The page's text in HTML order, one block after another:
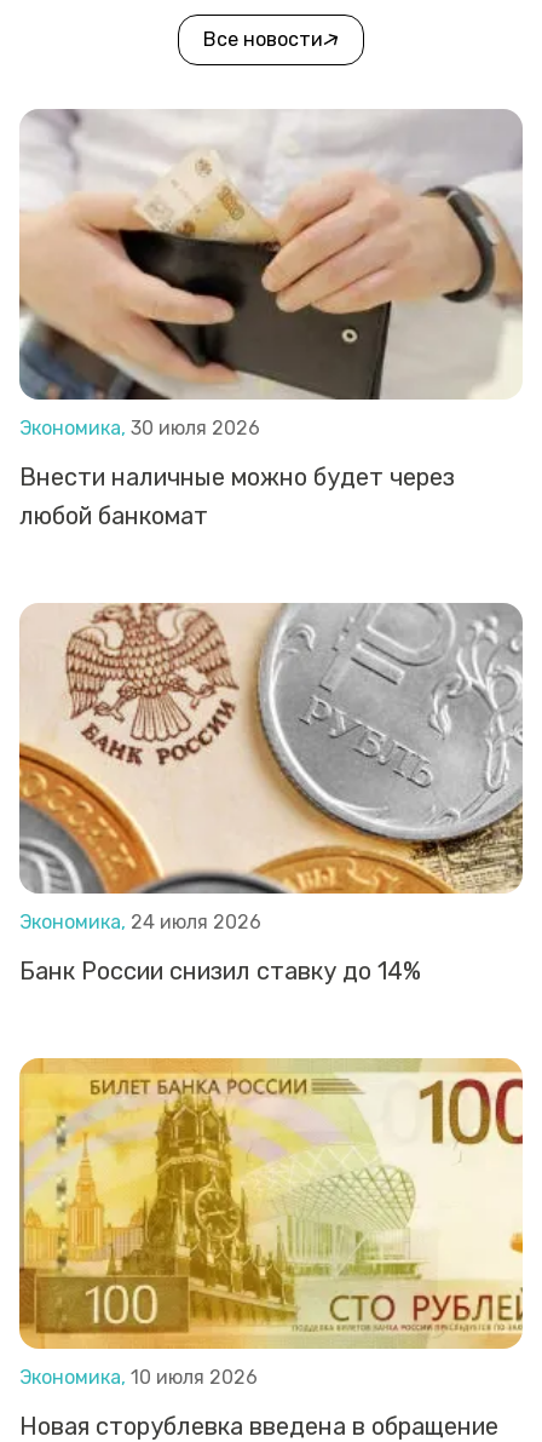
Все новости
Экономика, 30 июля 2026
Внести наличные можно будет через
любой банкомат
Экономика, 24 июля 2026
Банк России снизил ставку до 14%
Экономика, 10 июля 2026
Новая сторублевка введена в обращение